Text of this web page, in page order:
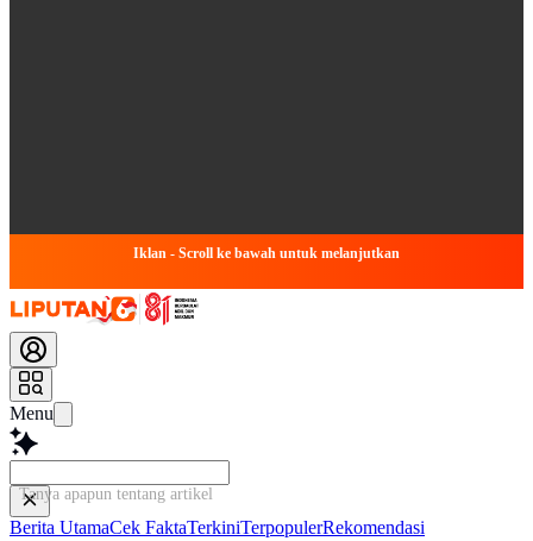
Iklan - Scroll ke bawah untuk melanjutkan
Menu
Tanya apapun tentang artikel ini...
Berita UtamaCek FaktaTerkiniTerpopulerRekomendasi